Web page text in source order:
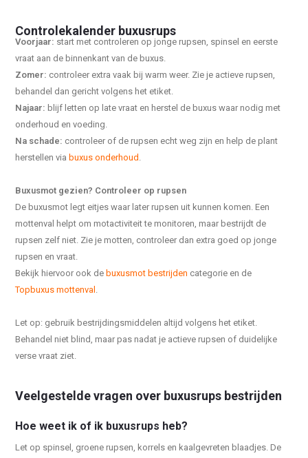
Controlekalender buxusrups
Voorjaar: start met controleren op jonge rupsen, spinsel en eerste
vraat aan de binnenkant van de buxus.
Zomer: controleer extra vaak bij warm weer. Zie je actieve rupsen,
behandel dan gericht volgens het etiket.
Najaar: blijf letten op late vraat en herstel de buxus waar nodig met
onderhoud en voeding.
Na schade: controleer of de rupsen echt weg zijn en help de plant
herstellen via buxus onderhoud .
Buxusmot gezien? Controleer op rupsen
De buxusmot legt eitjes waar later rupsen uit kunnen komen. Een
mottenval helpt om motactiviteit te monitoren, maar bestrijdt de
rupsen zelf niet. Zie je motten, controleer dan extra goed op jonge
rupsen en vraat.
Bekijk hiervoor ook de buxusmot bestrijden categorie en de
Topbuxus mottenval .
Let op: gebruik bestrijdingsmiddelen altijd volgens het etiket.
Behandel niet blind, maar pas nadat je actieve rupsen of duidelijke
verse vraat ziet.
Veelgestelde vragen over buxusrups bestrijden
Hoe weet ik of ik buxusrups heb?
Let op spinsel, groene rupsen, korrels en kaalgevreten blaadjes. De